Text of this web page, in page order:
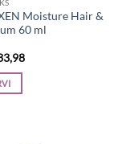
Moisture Hair &
60 ml
Current